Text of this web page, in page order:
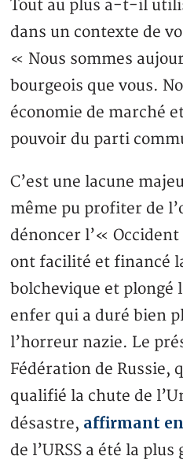
Tout au plus a-t-il
dans un contexte de
« Nous sommes
bourgeois que vous.
économie de marché
pouvoir du parti
C’est une lacune
même pu profiter de
dénoncer l’«
ont facilité et financé
bolchevique et plongé
enfer qui a duré bien
l’horreur nazie. Le
Fédération de Russie,
qualifié la chute de
désastre, affirmant
de l’URSS a été la